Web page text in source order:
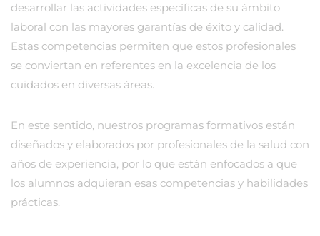
desarrollar las actividades específicas de su ámbito
laboral con las mayores garantías de éxito y calidad.
Estas competencias permiten que estos profesionales
se conviertan en referentes en la excelencia de los
cuidados en diversas áreas.
En este sentido, nuestros programas formativos están
diseñados y elaborados por profesionales de la salud con
años de experiencia, por lo que están enfocados a que
los alumnos adquieran esas competencias y habilidades
prácticas.